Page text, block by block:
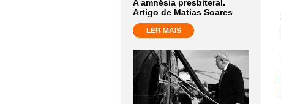
A amnésia presbiteral.
Artigo de Matias Soares
LER MAIS